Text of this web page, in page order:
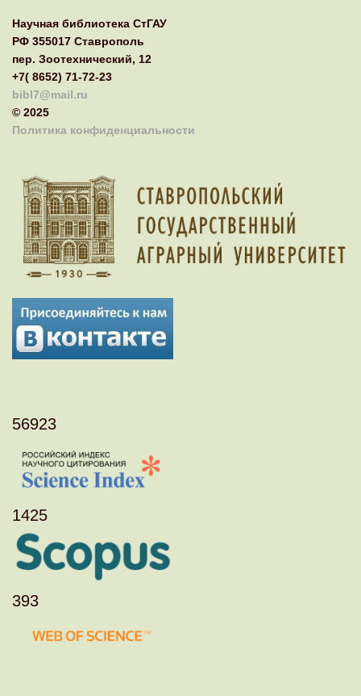
Научная библиотека СтГАУ
РФ 355017 Ставрополь
пер. Зоотехнический, 12
+7( 8652) 71-72-23
bibl7@mail.ru
© 2025
Политика конфиденциальности
56923
1425
393